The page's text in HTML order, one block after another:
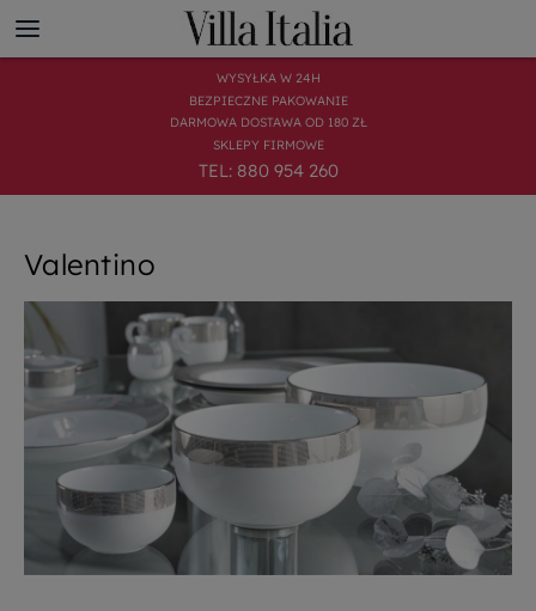
WYSYŁKA W 24H
BEZPIECZNE PAKOWANIE
DARMOWA DOSTAWA OD 180 ZŁ
SKLEPY FIRMOWE
TEL: 880 954 260
Valentino